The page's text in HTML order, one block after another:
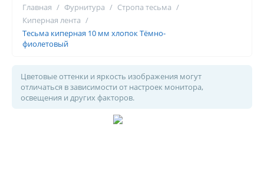
Главная / Фурнитура / Стропа тесьма /
Киперная лента /
Тесьма киперная 10 мм хлопок Тёмно-
фиолетовый
Цветовые оттенки и яркость изображения могут
отличаться в зависимости от настроек монитора,
освещения и других факторов.